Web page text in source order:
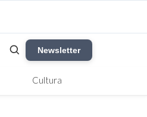
Newsletter
Cultura